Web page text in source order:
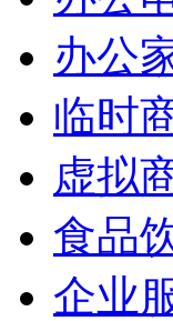
办公
临时
虚拟
食品
企业